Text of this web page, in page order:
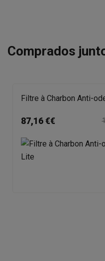
Comprados
Filtre à Charbon Anti-
87,16 €€